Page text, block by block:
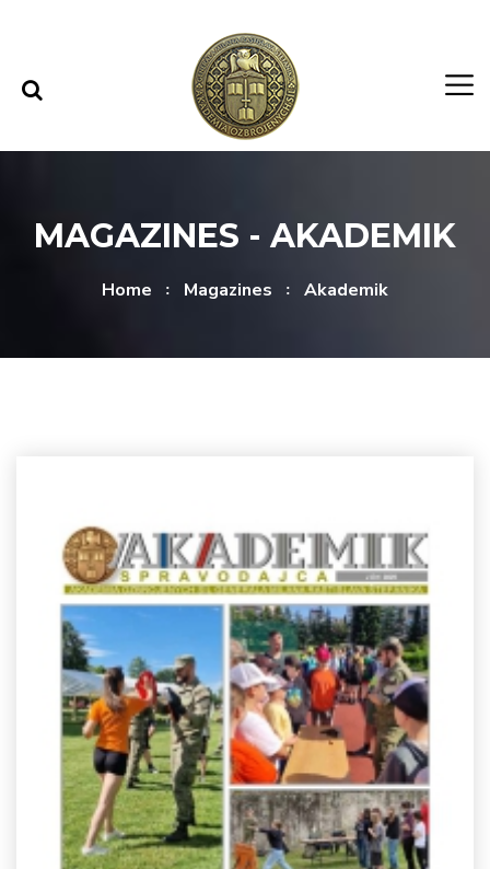
MAGAZINES - AKADEMIK
Home Magazines Akademik